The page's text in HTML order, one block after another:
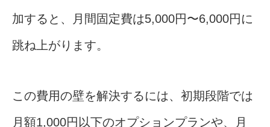
加すると、月間固定費は5,000円〜6,000円に
跳ね上がります。
この費用の壁を解決するには、初期段階では
月額1,000円以下のオプションプランや、月